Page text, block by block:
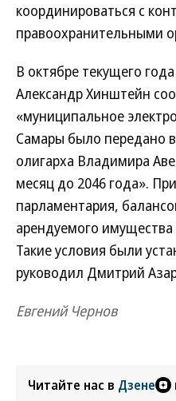
координироваться с
правоохранительными
В октябре текущего
Александр Хинштейн
«муниципальное
Самары было передано
олигарха Владимира
месяц до 2046 года».
парламентария,
арендуемого
Такие условия были
руководил Дмитрий
Евгений Чернов
Читайте нас в Дзене